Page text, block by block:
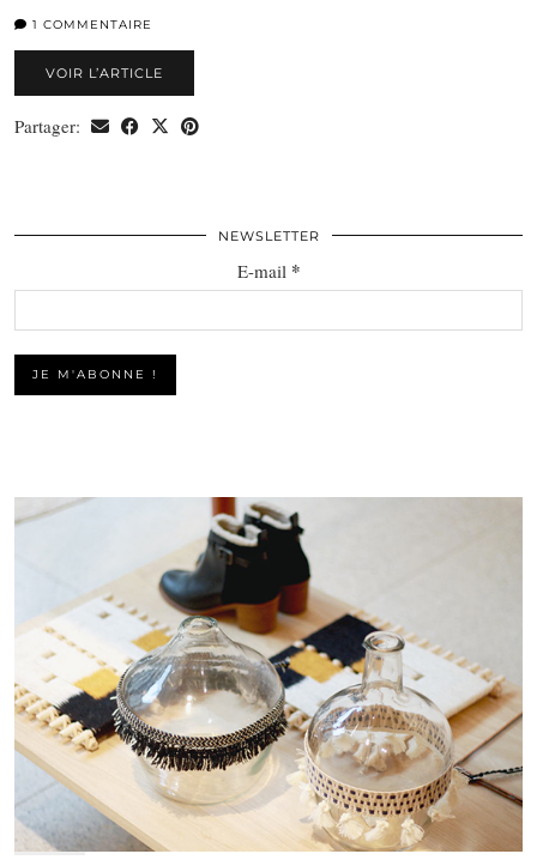
1 COMMENTAIRE
VOIR L’ARTICLE
Partager:
NEWSLETTER
E-mail *